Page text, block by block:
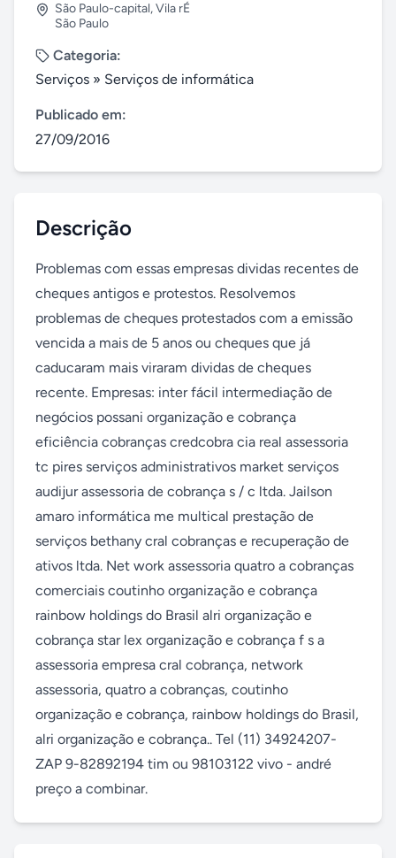
São Paulo-capital,Vila rÉ
São Paulo
Categoria:
Serviços » Serviços de informática
Publicado em:
27/09/2016
Descrição
Problemas com essas empresas dividas recentes de
cheques antigos e protestos. Resolvemos
problemas de cheques protestados com a emissão
vencida a mais de 5 anos ou cheques que já
caducaram mais viraram dividas de cheques
recente. Empresas: inter fácil intermediação de
negócios possani organização e cobrança
eficiência cobranças credcobra cia real assessoria
tc pires serviços administrativos market serviços
audijur assessoria de cobrança s / c ltda. Jailson
amaro informática me multical prestação de
serviços bethany cral cobranças e recuperação de
ativos ltda. Net work assessoria quatro a cobranças
comerciais coutinho organização e cobrança
rainbow holdings do Brasil alri organização e
cobrança star lex organização e cobrança f s a
assessoria empresa cral cobrança, network
assessoria, quatro a cobranças, coutinho
organização e cobrança, rainbow holdings do Brasil,
alri organização e cobrança.. Tel (11) 34924207-
ZAP 9-82892194 tim ou 98103122 vivo - andré
preço a combinar.